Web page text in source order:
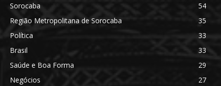
Sorocaba
54
Região Metropolitana de Sorocaba
35
Política
33
Brasil
33
Saúde e Boa Forma
29
Negócios
27